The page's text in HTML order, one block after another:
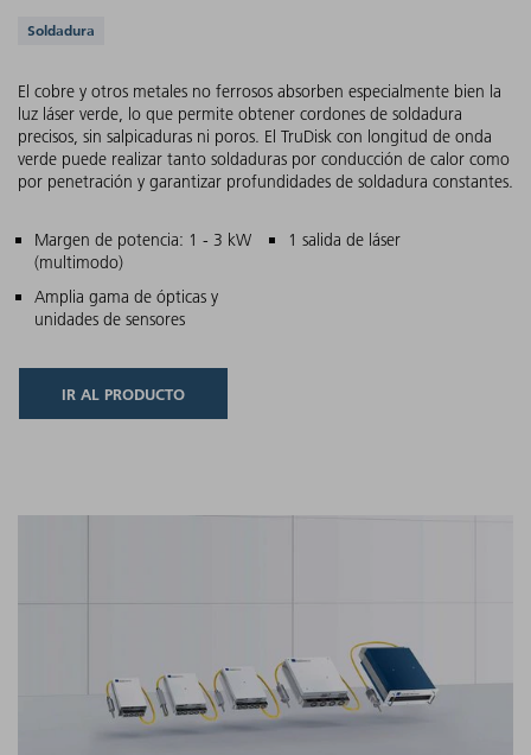
Aplicaciones compatibles
Soldadura
El cobre y otros metales no ferrosos absorben especialmente bien la
luz láser verde, lo que permite obtener cordones de soldadura
precisos, sin salpicaduras ni poros. El TruDisk con longitud de onda
verde puede realizar tanto soldaduras por conducción de calor como
por penetración y garantizar profundidades de soldadura constantes.
Características principales
Margen de potencia: 1 - 3 kW
(multimodo)
1 salida de láser
Amplia gama de ópticas y
unidades de sensores
IR AL PRODUCTO